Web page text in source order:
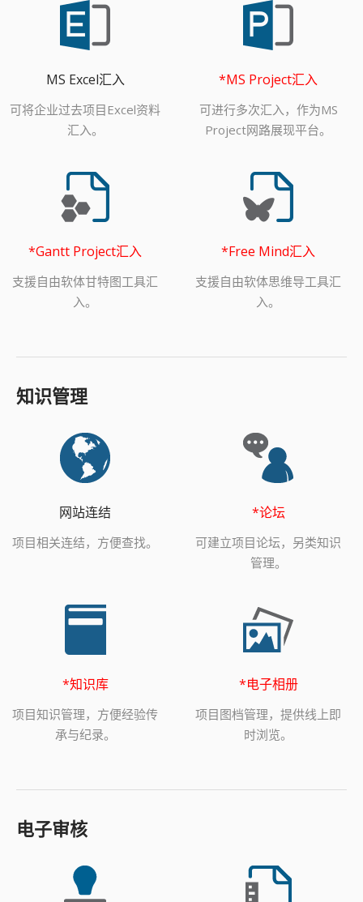
MS Excel汇入
可将企业过去项目Excel资料
汇入。
*MS Project汇入
可进行多次汇入，作为MS
Project网路展现平台。
*Gantt Project汇入
支援自由软体甘特图工具汇
入。
*Free Mind汇入
支援自由软体思维导工具汇
入。
知识管理
网站连结
项目相关连结，方便查找。
*论坛
可建立项目论坛，另类知识
管理。
*知识库
项目知识管理，方便经验传
承与纪录。
*电子相册
项目图档管理，提供线上即
时浏览。
电子审核